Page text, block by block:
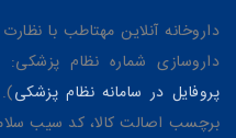
داروخانه آنلاین مهتاطب با
داروسازی شماره نظام پزشکی: د-3247، فعالیت
پروفایل در سامانه نظام پزشکی
برچسب اصالت کالا، کد سیب